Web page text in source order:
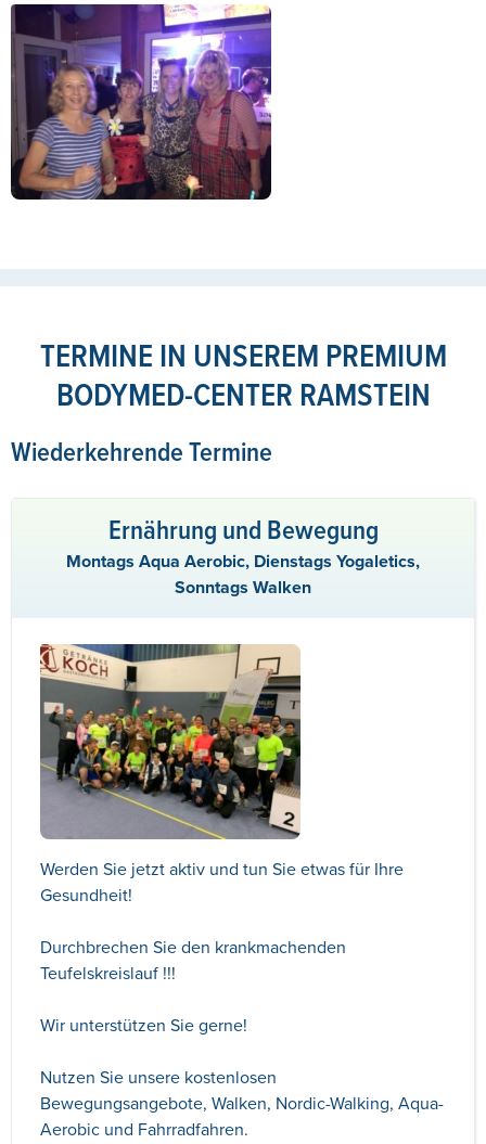
TERMINE IN UNSEREM PREMIUM
BODYMED-CENTER RAMSTEIN
Wiederkehrende Termine
Ernährung und Bewegung
Montags Aqua Aerobic, Dienstags Yogaletics,
Sonntags Walken
Werden Sie jetzt aktiv und tun Sie etwas für Ihre
Gesundheit!
Durchbrechen Sie den krankmachenden
Teufelskreislauf !!!
Wir unterstützen Sie gerne!
Nutzen Sie unsere kostenlosen
Bewegungsangebote, Walken, Nordic-Walking, Aqua-
Aerobic und Fahrradfahren.